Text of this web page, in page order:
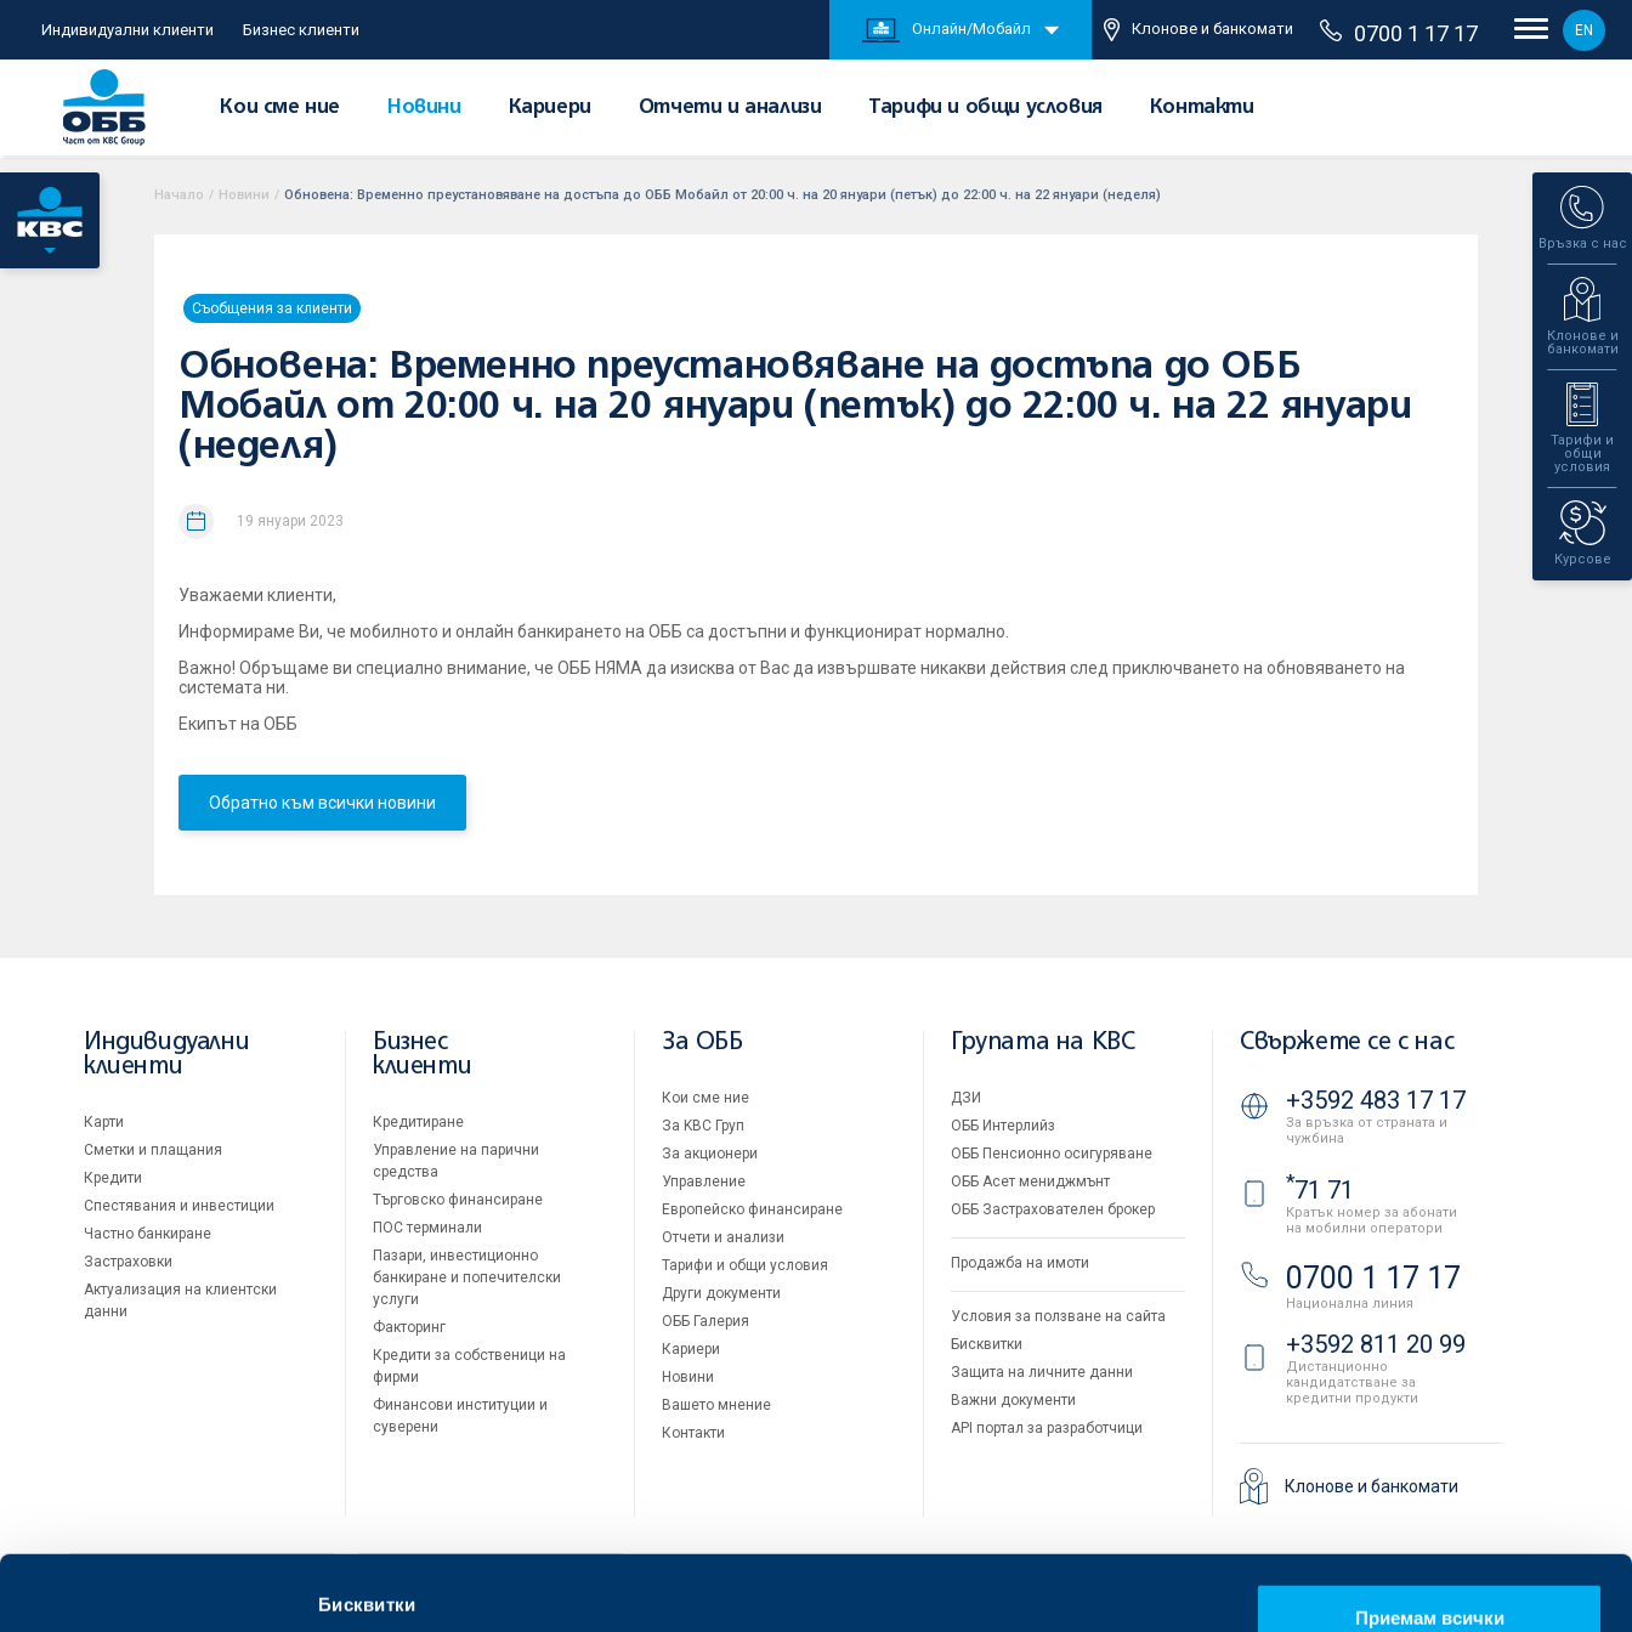
Бисквитки
Приемам всички
Индивидуални клиенти Бизнес клиенти Онлайн/Мобайл Клонове и банкомати 0700 1 17 17 EN
Кои сме ние Новини Кариери Отчети и анализи Тарифи и общи условия Контакти
Връзка с нас
Клонове и
банкомати
Тарифи и
общи
условия
Курсове
Начало / Новини / Обновена: Временно преустановяване на достъпа до ОББ Мобайл от 20:00 ч. на 20 януари (петък) до 22:00 ч. на 22 януари (неделя)
Съобщения за клиенти
Обновена: Временно преустановяване на достъпа до ОББ
Мобайл от 20:00 ч. на 20 януари (петък) до 22:00 ч. на 22 януари
(неделя)
19 януари 2023
Уважаеми клиенти,
Информираме Ви, че мобилното и онлайн банкирането на ОББ са достъпни и функционират нормално.
Важно! Обръщаме ви специално внимание, че ОББ НЯМА да изисква от Вас да извършвате никакви действия след приключването на обновяването на
системата ни.
Екипът на ОББ
Обратно към всички новини
Индивидуални
клиенти
Карти
Сметки и плащания
Кредити
Спестявания и инвестиции
Частно банкиране
Застраховки
Актуализация на клиентски
данни
Бизнес
клиенти
Кредитиране
Управление на парични
средства
Търговско финансиране
ПОС терминали
Пазари, инвестиционно
банкиране и попечителски
услуги
Факторинг
Кредити за собственици на
фирми
Финансови институции и
суверени
За ОББ
Кои сме ние
За KBC Груп
За акционери
Управление
Европейско финансиране
Отчети и анализи
Тарифи и общи условия
Други документи
ОББ Галерия
Кариери
Новини
Вашето мнение
Контакти
Групата на KBC
ДЗИ
ОББ Интерлийз
ОББ Пенсионно осигуряване
ОББ Асет мениджмънт
ОББ Застрахователен брокер
Продажба на имоти
Условия за ползване на сайта
Бисквитки
Защита на личните данни
Важни документи
API портал за разработчици
Свържете се с нас
+3592 483 17 17
За връзка от страната и
чужбина
*71 71
Кратък номер за абонати
на мобилни оператори
0700 1 17 17
Национална линия
+3592 811 20 99
Дистанционно
кандидатстване за
кредитни продукти
Клонове и банкомати